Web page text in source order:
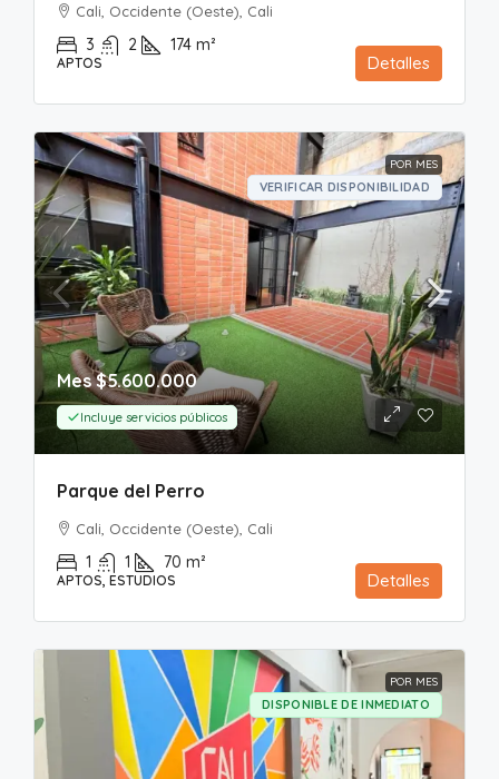
Cali, Occidente (Oeste), Cali
3 2 174 m²
APTOS Detalles
POR MES
VERIFICAR DISPONIBILIDAD
Mes$5.600.000
Incluye servicios públicos
Parque del Perro
Cali, Occidente (Oeste), Cali
1 1 70 m²
APTOS, ESTUDIOS Detalles
POR MES
DISPONIBLE DE INMEDIATO